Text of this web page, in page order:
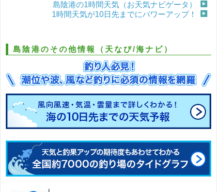
島陰港の1時間天気（お天気ナビゲータ）
1時間天気が10日先までにパワーアップ！
島陰港のその他情報（天なび/海ナビ）